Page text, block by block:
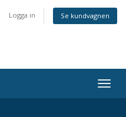
Logga in Se kundvagnen